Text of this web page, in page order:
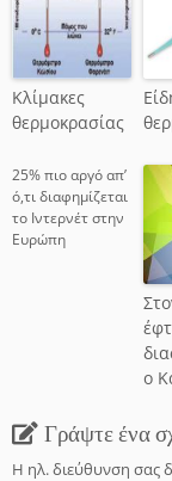
Κλίμακες
θερμοκρασίας
25% πιο αργό απ’
ό,τι διαφημίζεται
το Ιντερνέτ στην
Ευρώπη
ο
Γράψτε ένα
Η ηλ. διεύθυνση σας